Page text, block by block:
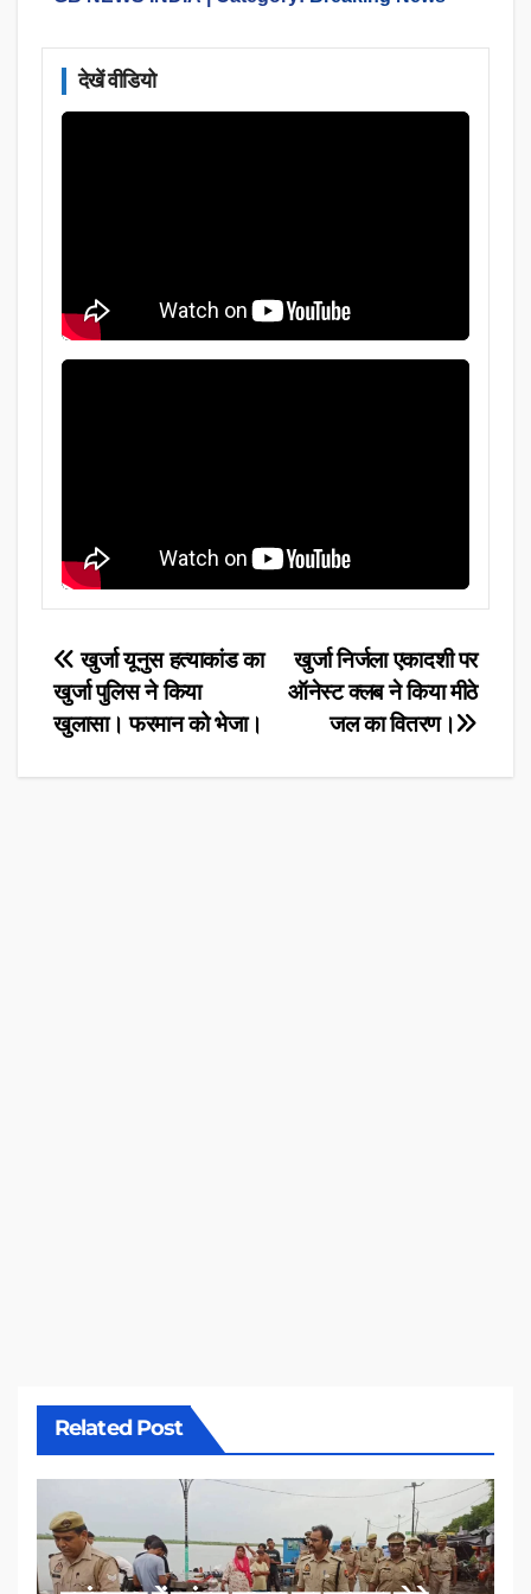
देखें वीडियो
Post
navigation
खुर्जा निर्जला एकादशी पर
ऑनेस्ट क्लब ने किया मीठे
जल का वितरण।
खुर्जा यूनुस हत्याकांड का
खुर्जा पुलिस ने किया
खुलासा। फरमान को भेजा।
Related Post